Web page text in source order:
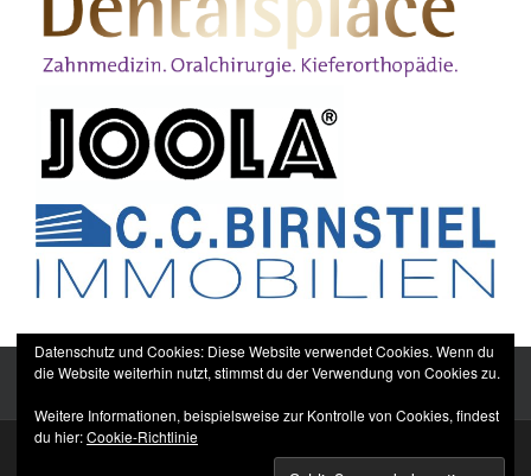
Datenschutzerklärung
Datenschutz und Cookies: Diese Website verwendet Cookies. Wenn du
die Website weiterhin nutzt, stimmst du der Verwendung von Cookies zu.
Weitere Informationen, beispielsweise zur Kontrolle von Cookies, findest
du hier:Cookie-Richtlinie